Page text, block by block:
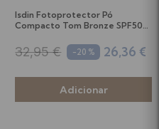
Isdin Fotoprotector Pó
Compacto Tom Bronze SPF50+
32,95 € -20 % 26,36 €